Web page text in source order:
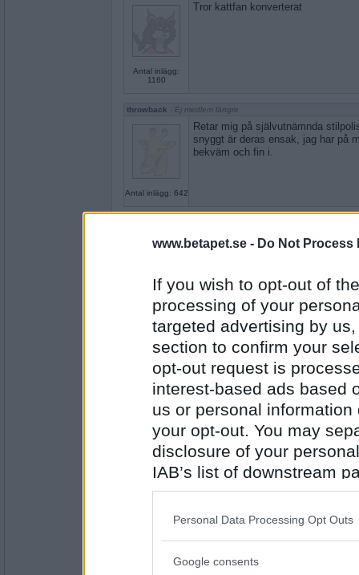
www.betapet.se - Do Not Process
If you wish to opt-out of
processing of your
targeted advertising by
section to confirm your
opt-out request is
interest-based ads based
us or personal
your opt-out. You may
disclosure of your
IAB’s list of downstream
also be disclosed by us
Downstream Participants
Please note that this
Personal Data Processing Opt Outs
Google consents
Antal inlägg:
1160
Tror kattfan konverterat
throwback - Ej medlem längre
Antal inlägg: 642
Retar mig på självutnämnda
snyggt är deras ensak, jag har på
bekväm och fin i.
Antal inlägg:
37631
Klänningen är för lång och det är
SmålandsMira
Antal inlägg:
22535
Fotbolls-EM
Antal inlägg: